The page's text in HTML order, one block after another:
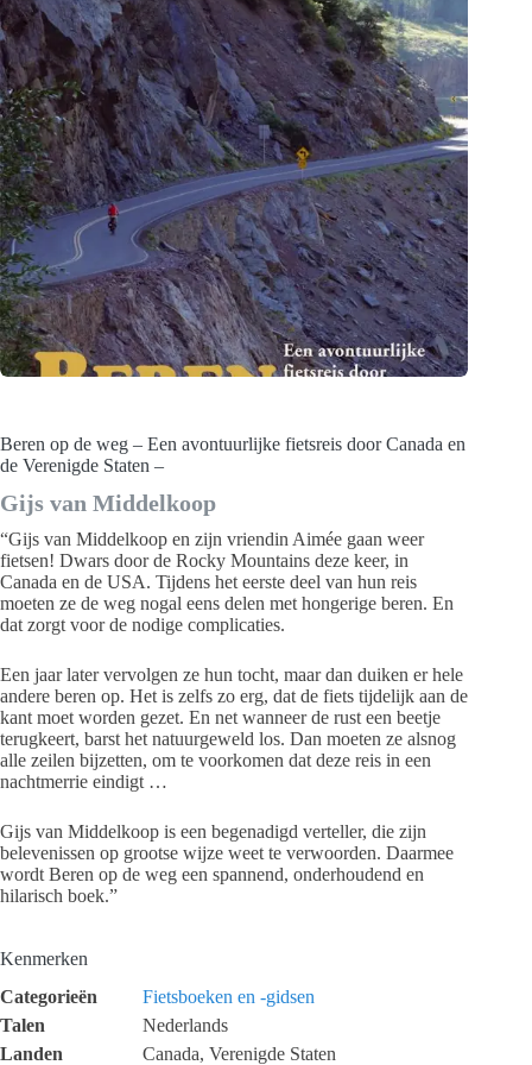
Beren op de weg – Een avontuurlijke fietsreis door Canada en
de Verenigde Staten –
Gijs van Middelkoop
“Gijs van Middelkoop en zijn vriendin Aimée gaan weer
fietsen! Dwars door de Rocky Mountains deze keer, in
Canada en de USA. Tijdens het eerste deel van hun reis
moeten ze de weg nogal eens delen met hongerige beren. En
dat zorgt voor de nodige complicaties.
Een jaar later vervolgen ze hun tocht, maar dan duiken er hele
andere beren op. Het is zelfs zo erg, dat de fiets tijdelijk aan de
kant moet worden gezet. En net wanneer de rust een beetje
terugkeert, barst het natuurgeweld los. Dan moeten ze alsnog
alle zeilen bijzetten, om te voorkomen dat deze reis in een
nachtmerrie eindigt …
Gijs van Middelkoop is een begenadigd verteller, die zijn
belevenissen op grootse wijze weet te verwoorden. Daarmee
wordt Beren op de weg een spannend, onderhoudend en
hilarisch boek.”
Kenmerken
Categorieën
Fietsboeken en -gidsen
Talen
Nederlands
Landen
Canada, Verenigde Staten